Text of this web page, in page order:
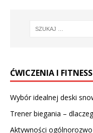
ĆWICZENIA I FITNESS
Wybór idealnej deski
Trener biegania –
Aktywności